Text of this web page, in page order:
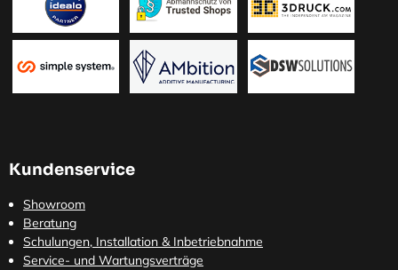
Kundenservice
Showroom
Beratung
Schulungen, Installation & Inbetriebnahme
Service- und Wartungsverträge